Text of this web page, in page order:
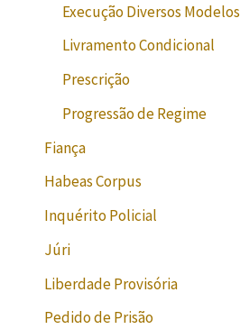
Execução Diversos Modelos
Livramento Condicional
Prescrição
Progressão de Regime
Fiança
Habeas Corpus
Inquérito Policial
Júri
Liberdade Provisória
Pedido de Prisão